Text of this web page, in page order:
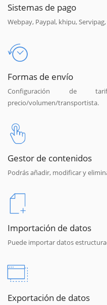
Sistemas de pago
Webpay, Paypal, khipu,
Formas de envío
Configuración de
precio/volumen/transportista.
Gestor de contenidos
Podrás añadir, modificar y
Importación de datos
Puede importar datos
Exportación de datos